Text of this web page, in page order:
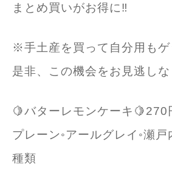
まとめ買いがお得に‼️
※手土産を買って自分用もゲ
是非、この機会をお見逃しな
🍋バターレモンケーキ🍋270
プレーン◦アールグレイ◦瀬戸
種類